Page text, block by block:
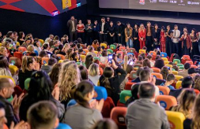
încât nu a mai putut fi pliat.
fier vechi a doua zi. Asta ca să
vorbim despre preferințe
funcționalitate reală.
Aluminiul, pe